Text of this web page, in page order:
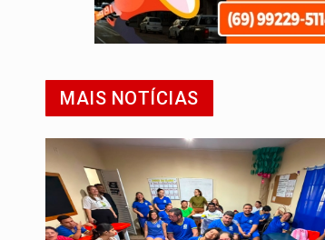
MAIS NOTÍCIAS